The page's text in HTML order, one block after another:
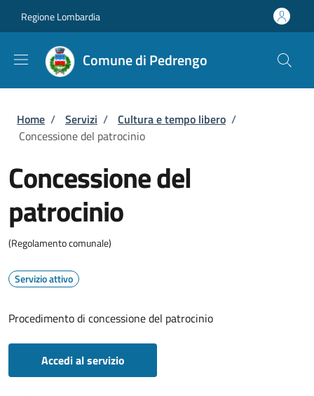
Regione Lombardia
Comune di Pedrengo
Briciole di pane
Home / Servizi / Cultura e tempo libero /
Concessione del patrocinio
Concessione del
patrocinio
(Regolamento comunale)
Servizio attivo
Procedimento di concessione del patrocinio
Accedi al servizio